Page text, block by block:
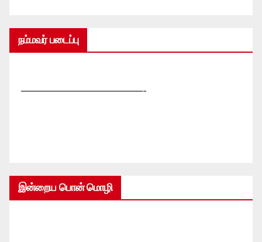
நம்மவர் படைப்பு
—————————————-
இன்றைய பொன் மொழி